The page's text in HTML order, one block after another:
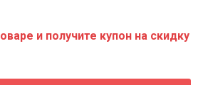
и получите купон на скидку